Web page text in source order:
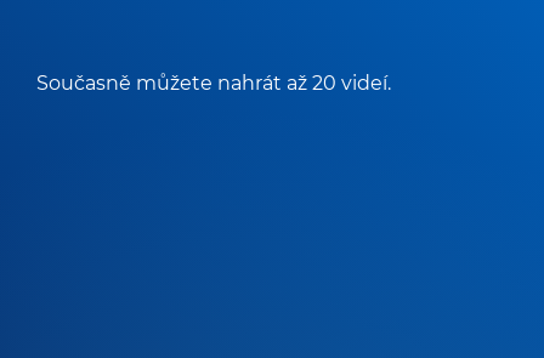
Současně můžete nahrát až 20 videí.